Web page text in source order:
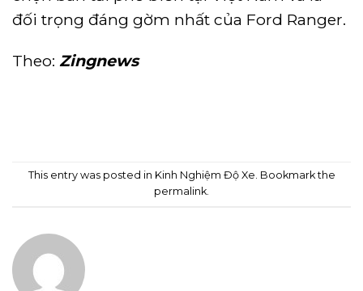
đối trọng đáng gờm nhất của Ford Ranger.
Theo: Zingnews
This entry was posted in Kinh Nghiệm Độ Xe. Bookmark the
permalink.